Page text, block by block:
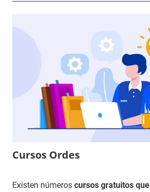
Cursos Ordes
28
Maria
Cursos
Existen números cursos gratuitos